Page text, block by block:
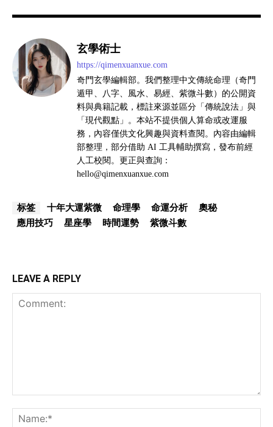
玄學術士
https://qimenxuanxue.com
奇門玄學編輯部。我們整理中文傳統命理（奇門
遁甲、八字、風水、易經、紫微斗數）的公開資
料與典籍記載，標註來源並區分「傳統說法」與
「現代觀點」。本站不提供個人算命或改運服
務，內容僅供文化興趣與資料查閱。內容由編輯
部整理，部分借助 AI 工具輔助撰寫，發布前經
人工校閱。更正與查詢：
hello@qimenxuanxue.com
标签 十年大運紫微 命理學 命運分析
奧秘
應用技巧
星座學 時間運勢 紫微斗數
LEAVE A REPLY